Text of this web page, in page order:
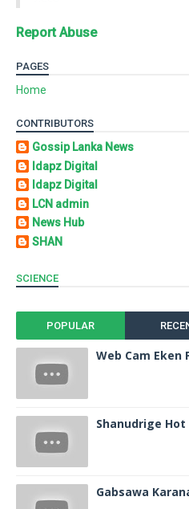
Report Abuse
PAGES
Home
CONTRIBUTORS
Gossip Lanka News
Idapz Digital
Idapz Digital
LCN admin
News Hub
SHAN
SCIENCE
POPULAR
Web Cam
Shanudrige Hot
Gabsawa